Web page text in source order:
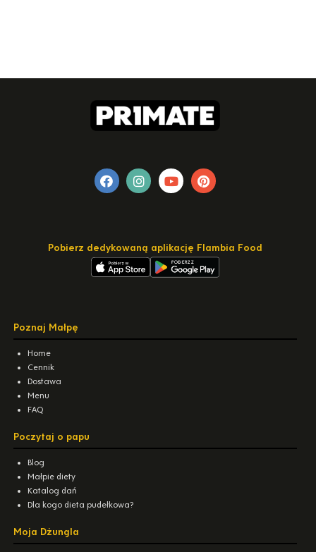
Pobierz dedykowaną aplikację Flambia Food
Poznaj Małpę
Home
Cennik
Dostawa
Menu
FAQ
Poczytaj o papu
Blog
Małpie diety
Katalog dań
Dla kogo dieta pudełkowa?
Moja Dżungla